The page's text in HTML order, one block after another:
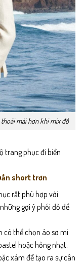
mái hơn khi mix đồ
trang phục đi biển
short trơn
rất phù hợp với
gợi ý phối đồ để
có thể chọn áo sơ mi
hoặc hồng nhạt.
xám để tạo ra sự cân